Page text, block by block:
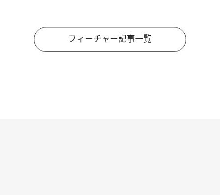
フィーチャー記事一覧